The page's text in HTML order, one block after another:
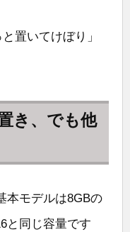
置いてけぼり」
き、でも他
本モデルは8GBの
と同じ容量です